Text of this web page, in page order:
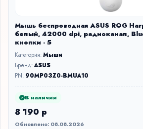
Мышь беспроводная ASUS ROG
белый, 42000 dpi, радиоканал,
кнопки - 5
Категория:Мыши
Бренд:ASUS
PN: 90MP03Z0-BMUA10
В наличии
8 190 р
Обновлено: 08.08.2026